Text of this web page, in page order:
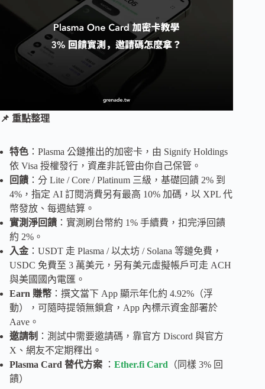
📌 重點整理
特色 ：Plasma 公鏈推出的加密卡，由 Signify Holdings
依 Visa 授權發行，資產非託管由你自己保管。
回饋 ：分 Lite / Core / Platinum 三級，基礎回饋 2% 到
4%，指定 AI 訂閱消費另有最高 10% 加碼，以 XPL 代
幣發放、每週結算。
實測淨回饋 ：實測刷台幣約 1% 手續費，扣完淨回饋
約 2%。
入金 ：USDT 走 Plasma / 以太坊 / Solana 等鏈免費，
USDC 免費至 3 萬美元，另有美元虛擬帳戶可走 ACH
與美國國內電匯。
Earn 賺幣 ：撰文當下 App 顯示年化約 4.92%（浮
動），可隨時提領無鎖倉，App 內標示資金部署於
Aave。
邀請制 ：測試中需要邀請碼，靠官方 Discord 與官方
X、網友不定期釋出。
Plasma Card 替代方案
： Ether.fi Card （同樣 3% 回
饋）